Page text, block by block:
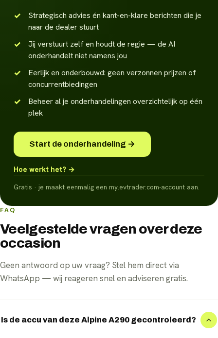
Strategisch advies én kant-en-klare berichten die je
naar de dealer stuurt
Jij verstuurt zelf en houdt de regie — de AI
onderhandelt niet namens jou
Eerlijk en onderbouwd: geen verzonnen prijzen of
concurrentbiedingen
Beheer al je onderhandelingen overzichtelijk op één
plek
Start de onderhandeling →
Hoe werkt het? →
Gratis · je maakt eenmalig een my.evtrader.com-account aan.
FAQ
Veelgestelde vragen over deze
occasion
Geen antwoord op uw vraag? Stel hem direct via
WhatsApp — wij reageren snel en adviseren gratis.
Is de accu van deze Alpine A290 gecontroleerd?